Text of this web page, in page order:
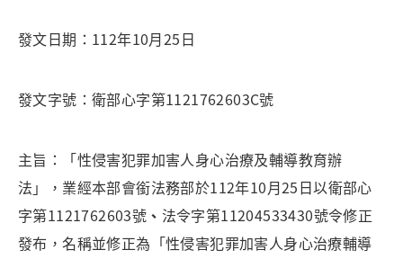
搜尋
發文日期：112年10月25日
發文字號：衛部心字第1121762603C號
主旨：「性侵害犯罪加害人身心治療及輔導教育辦
法」，業經本部會銜法務部於112年10月25日以衛部心
字第1121762603號 、 法令字第11204533430號令修正
發布，名稱並修正為「性侵害犯罪加害人身心治療輔導